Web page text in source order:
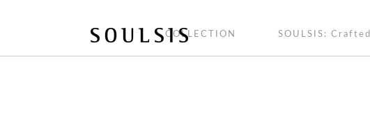
COLLECTION SOULSIS: Crafted